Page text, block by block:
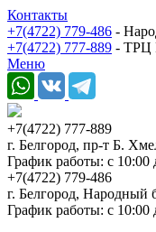
Контакты
+7(4722) 779-486 -
+7(4722) 777-889 - ТРЦ
Меню
+7(4722) 777-889
г. Белгород, пр-т Б.
График работы: с 10:00
+7(4722) 779-486
г. Белгород, Народный
График работы: с 10:00